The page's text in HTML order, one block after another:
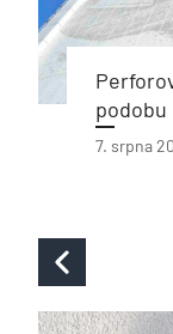
podobu
7. srpna